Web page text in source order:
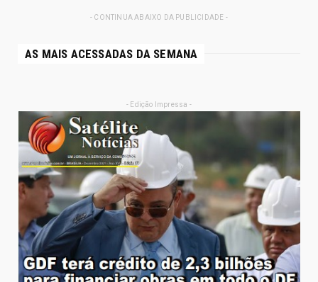
- CONTINUA ABAIXO DA PUBLICIDADE -
AS MAIS ACESSADAS DA SEMANA
- Edição Impressa -